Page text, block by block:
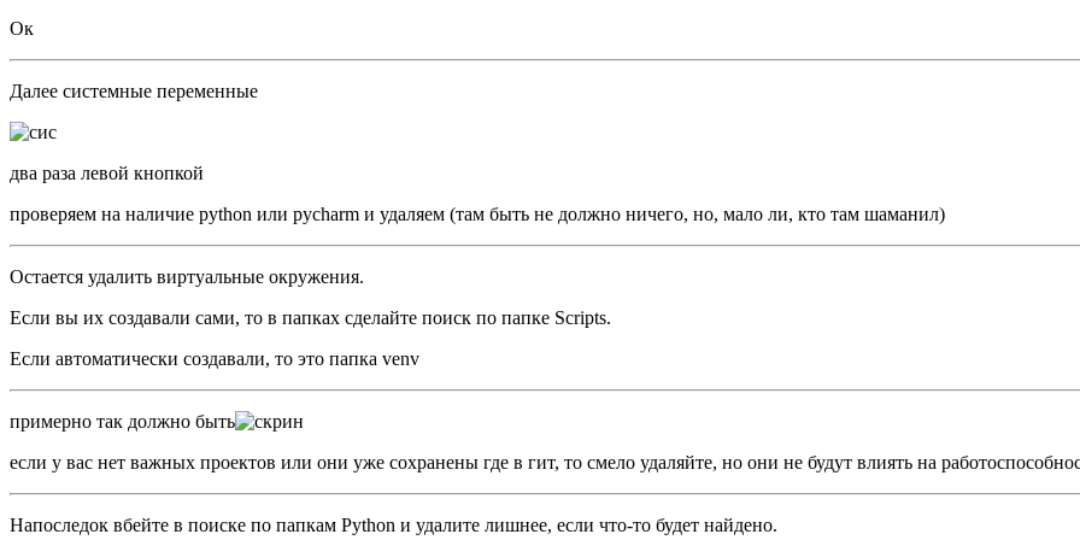
Ок
Далее системные переменные
два раза левой кнопкой
проверяем на наличие python или pycharm и удаляем (там быть не должно ничего, но, мало ли, кто там шаманил)
Остается удалить виртуальные окружения.
Если вы их создавали сами, то в папках сделайте поиск по папке Scripts.
Если автоматически создавали, то это папка venv
примерно так должно быть
если у вас нет важных проектов или они уже сохранены где в гит, то смело удаляйте, но они не будут влиять на
Напоследок вбейте в поиске по папкам Python и удалите лишнее, если что-то будет найдено.